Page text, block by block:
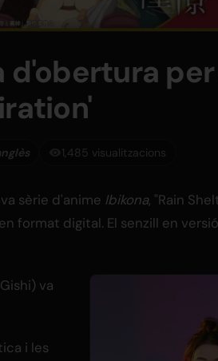
d'obertura
1,485 visualitzacions
sèrie d'anime Ibikona, "Rain
format digital. El senzill en
va
i les